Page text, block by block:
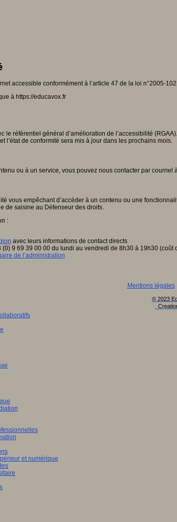
et numérique
accessible conformément à l’article 47 de la loi n°2005-
à https://educavox.fr
le référentiel général d’amélioration de l’accessibilité (RGAA).
l’état de conformité sera mis à jour dans les prochains mois.
ou à un service, vous pouvez nous contacter par courriel
vous empêchant d’accéder à un contenu ou une
de saisine au Défenseur des droits.
:
avec leurs informations de contact directs
9 69 39 00 00 du lundi au vendredi de 8h30 à 19h30 (coût
de l’administration
Mentions légales
© 2023